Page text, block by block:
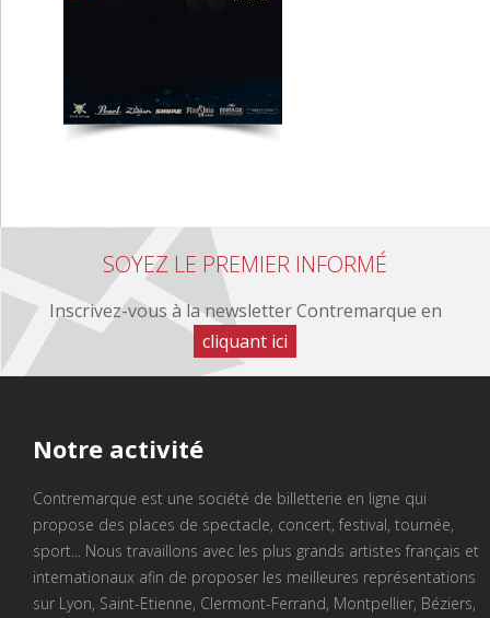
SOYEZ LE PREMIER INFORMÉ
Inscrivez-vous à la newsletter Contremarque en
cliquant ici
Notre activité
Contremarque est une société de billetterie en ligne qui
propose des places de spectacle, concert, festival, tournée,
sport... Nous travaillons avec les plus grands artistes français et
internationaux afin de proposer les meilleures représentations
sur Lyon, Saint-Etienne, Clermont-Ferrand, Montpellier, Béziers,